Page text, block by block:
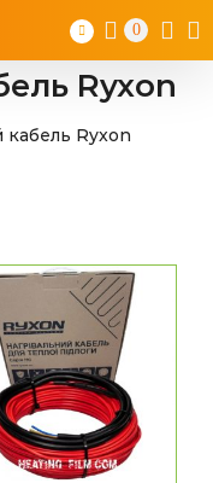
0
Ryxon
кабель Ryxon